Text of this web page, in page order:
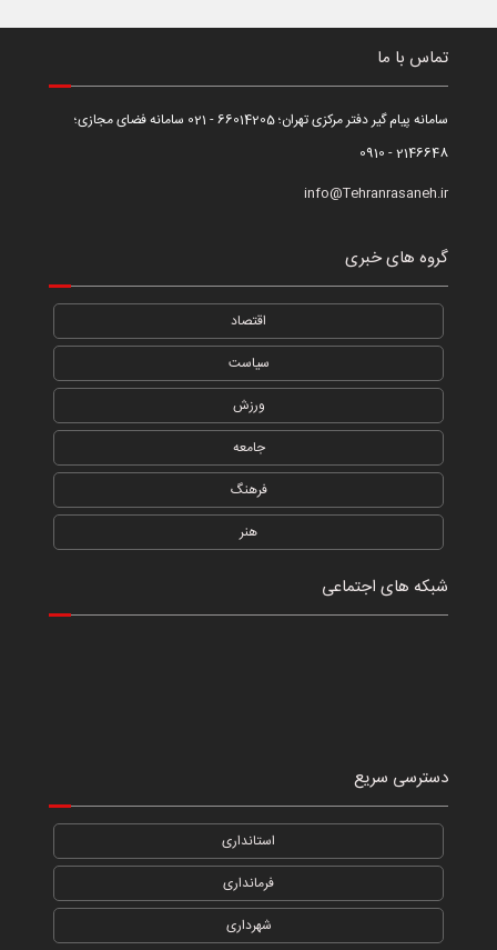
تماس با ما
سامانه پیام گیر دفتر مرکزی تهران؛ 66014205 - 021 سامانه فضای مجازی؛
2146648 - 0910
info@Tehranrasaneh.ir
گروه های خبری
اقتصاد
سیاست
ورزش
جامعه
فرهنگ
هنر
شبکه های اجتماعی
دسترسی سریع
استانداری
فرمانداری
شهرداری